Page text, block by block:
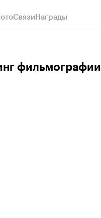
СвязиНаграды
фильмографии